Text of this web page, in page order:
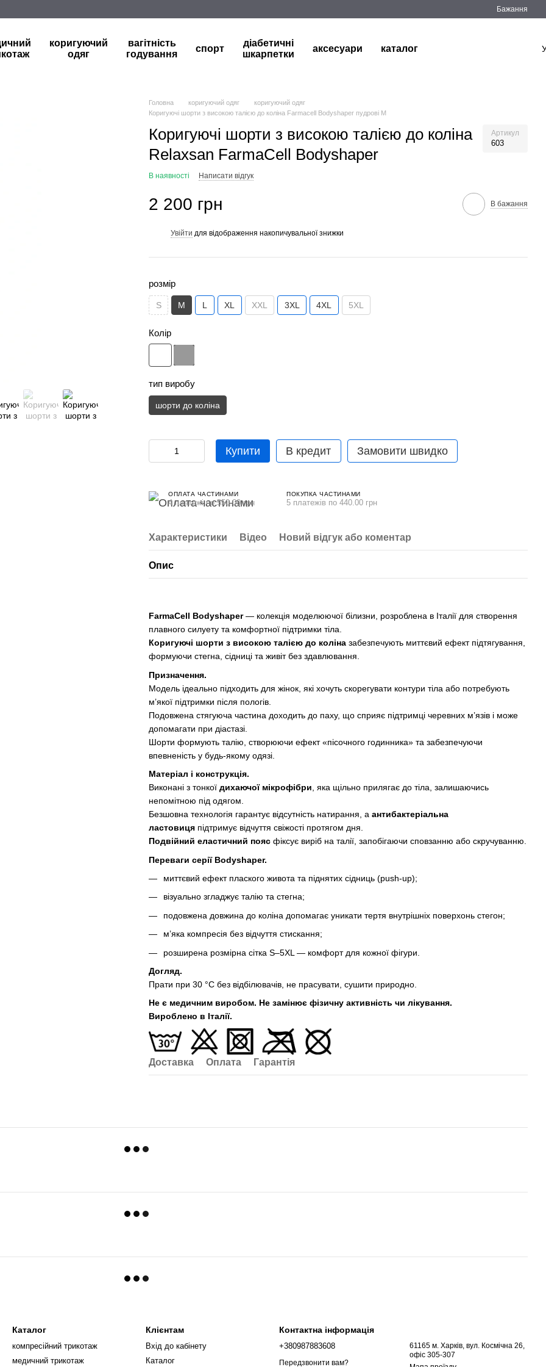
Бажання
коригуючий
одяг
вагітність
годування
спорт
діабетичні
шкарпетки
аксесуари каталог
Головна коригуючий одяг
коригуючий одяг
Коригуючі шорти з високою талією до коліна Farmacell Bodyshaper пудрові M
Коригуючі шорти з високою талією до коліна
Relaxsan FarmaCell Bodyshaper
Артикул
603
В наявності Написати відгук
2 200 грн В бажання
Увійти для відображення накопичувальної знижки
розмір
S M L XL XXL 3XL 4XL 5XL
Колір
тип виробу
шорти до коліна
Купити В кредит Замовити швидко
ОПЛАТА ЧАСТИНАМИ
4 платежі по 550.00 грн
ПОКУПКА ЧАСТИНАМИ
5 платежів по 440.00 грн
Характеристики Відео Новий відгук або коментар
Опис
FarmaCell Bodyshaper— колекція моделюючої білизни, розроблена в Італії для створення
плавного силуету та комфортної підтримки тіла.
Коригуючі шорти з високою талією до коліна забезпечують миттєвий ефект підтягування,
формуючи стегна, сідниці та живіт без здавлювання.
Призначення.
Модель ідеально підходить для жінок, які хочуть скорегувати контури тіла або потребують
м’якої підтримки після пологів.
Подовжена стягуюча частина доходить до паху, що сприяє підтримці черевних м’язів і може
допомагати при діастазі.
Шорти формують талію, створюючи ефект «пісочного годинника» та забезпечуючи
впевненість у будь-якому одязі.
Матеріал і конструкція.
Виконані з тонкої дихаючої мікрофібри , яка щільно прилягає до тіла, залишаючись
непомітною під одягом.
Безшовна технологія гарантує відсутність натирання, а антибактеріальна
ластовиця підтримує відчуття свіжості протягом дня.
Подвійний еластичний пояс фіксує виріб на талії, запобігаючи сповзанню або скручуванню.
Переваги серії Bodyshaper.
миттєвий ефект плаского живота та піднятих сідниць (push-up);
візуально згладжує талію та стегна;
подовжена довжина до коліна допомагає уникати тертя внутрішніх поверхонь стегон;
м’яка компресія без відчуття стискання;
розширена розмірна сітка S–5XL — комфорт для кожної фігури.
Догляд.
Прати при 30 °C без відбілювачів, не прасувати, сушити природно.
Не є медичним виробом. Не замінює фізичну активність чи лікування.
Вироблено в Італії.
Доставка Оплата Гарантія
Каталог
компресійний трикотаж
медичний трикотаж
Клієнтам
Вхід до кабінету
Каталог
Контактна інформація
+380987883608
Передзвонити вам?
61165 м. Харків, вул. Космічна 26,
офіс 305-307